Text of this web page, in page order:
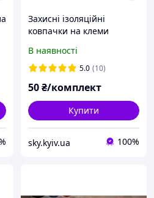
Захисні ізоляційні
ковпачки на клеми
чорний + 1 червоний)
В наявності
5.0 (10)
50₴/комплект
Купити
sky.kyiv.ua 100%